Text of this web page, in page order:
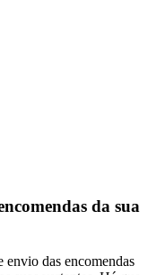
da sua
das encomendas